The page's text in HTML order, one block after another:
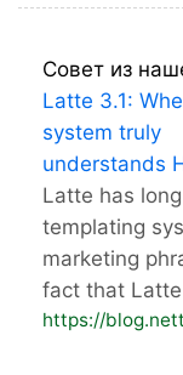
Совет из
Latte 3.1:
system truly
understands
Latte has
templating
marketing
fact that
https://